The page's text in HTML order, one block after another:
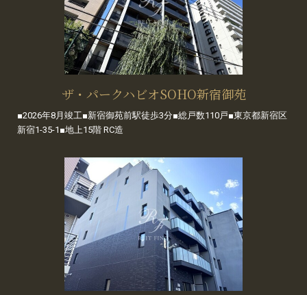
ザ・パークハビオSOHO新宿御苑
■2026年8月竣工■新宿御苑前駅徒歩3分■総戸数110戸■東京都新宿区
新宿1-35-1■地上15階 RC造